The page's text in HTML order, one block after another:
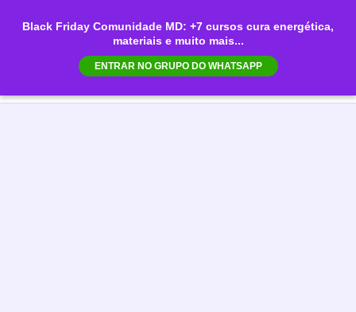
Black Friday Comunidade MD: +7 cursos cura energética,
materiais e muito mais...
ENTRAR NO GRUPO DO WHATSAPP
para